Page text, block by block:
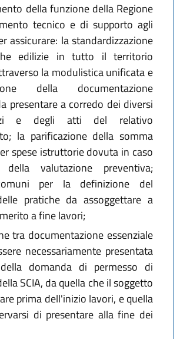
della funzione della Regione
tecnico e di supporto agli
assicurare: la standardizzazione
edilizie in tutto il territorio
la modulistica unificata e
della documentazione
presentare a corredo dei diversi
e degli atti del relativo
la parificazione della somma
spese istruttorie dovuta in caso
valutazione preventiva;
per la definizione del
pratiche da assoggettare a
a fine lavori;
tra documentazione essenziale
necessariamente presentata
domanda di permesso di
SCIA, da quella che il soggetto
prima dell'inizio lavori, e quella
di presentare alla fine dei